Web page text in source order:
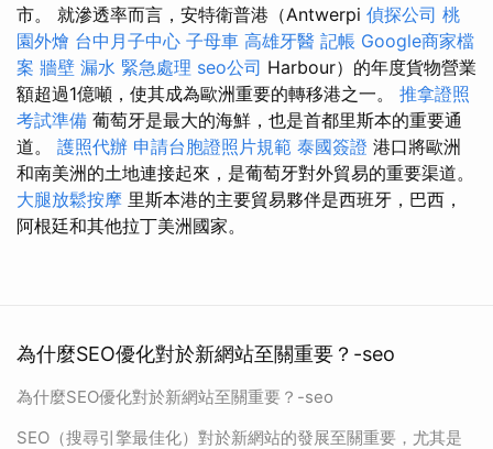
市。 就滲透率而言，安特衛普港（Antwerpi 偵探公司 桃
園外燴 台中月子中心 子母車 高雄牙醫 記帳 Google商家檔
案 牆壁 漏水 緊急處理 seo公司 Harbour）的年度貨物營業
額超過1億噸，使其成為歐洲重要的轉移港之一。 推拿證照
考試準備 葡萄牙是最大的海鮮，也是首都里斯本的重要通
道。 護照代辦 申請台胞證照片規範 泰國簽證 港口將歐洲
和南美洲的土地連接起來，是葡萄牙對外貿易的重要渠道。
大腿放鬆按摩 里斯本港的主要貿易夥伴是西班牙，巴西，
阿根廷和其他拉丁美洲國家。
為什麼SEO優化對於新網站至關重要？-seo
為什麼SEO優化對於新網站至關重要？-seo
SEO（搜尋引擎最佳化）對於新網站的發展至關重要，尤其是